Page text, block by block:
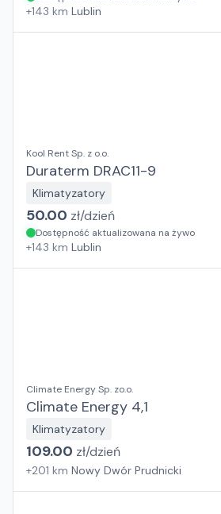
+143 km Lublin
Kool Rent Sp. z o.o.
Duraterm DRAC11-9
Klimatyzatory
50.00 zł/dzień
Dostępność aktualizowana na żywo
+143 km Lublin
Climate Energy Sp. zo.o.
Climate Energy 4,1
Klimatyzatory
109.00 zł/dzień
+201 km Nowy Dwór Prudnicki